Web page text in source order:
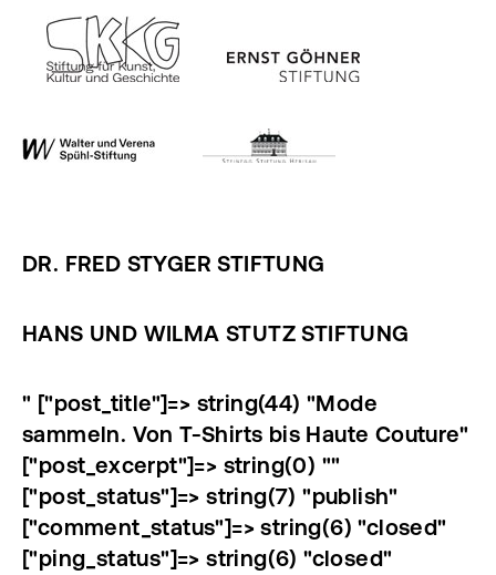
DR. FRED STYGER STIFTUNG
HANS UND WILMA STUTZ STIFTUNG
" ["post_title"]=> string(44) "Mode
sammeln. Von T-Shirts bis Haute Couture"
["post_excerpt"]=> string(0) ""
["post_status"]=> string(7) "publish"
["comment_status"]=> string(6) "closed"
["ping_status"]=> string(6) "closed"